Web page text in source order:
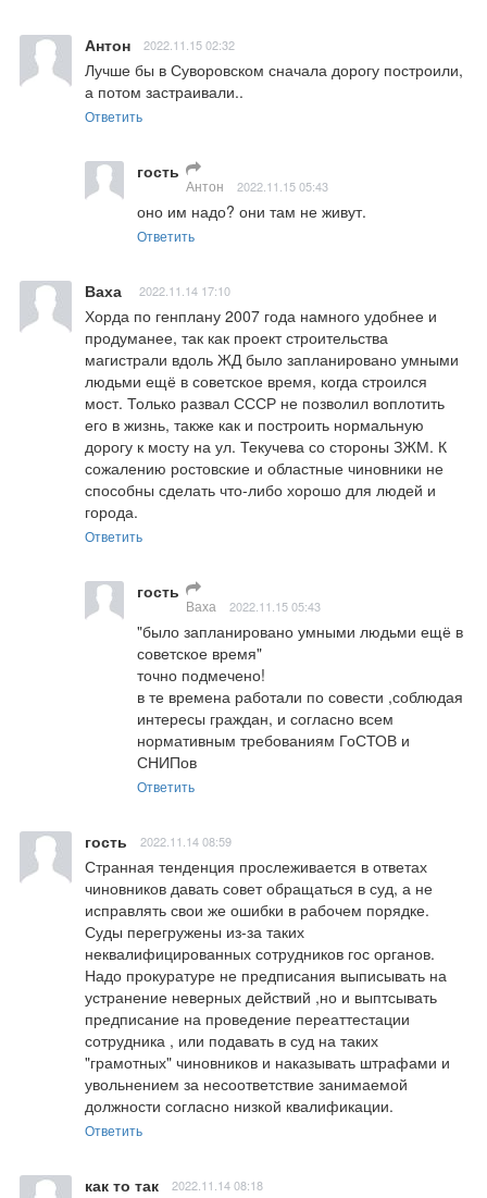
Антон 2022.11.15 02:32
Лучше бы в Суворовском сначала дорогу построили,
а потом застраивали..
Ответить
гость
Антон 2022.11.15 05:43
оно им надо? они там не живут.
Ответить
Ваха 2022.11.14 17:10
Хорда по генплану 2007 года намного удобнее и
продуманее, так как проект строительства
магистрали вдоль ЖД было запланировано умными
людьми ещё в советское время, когда строился
мост. Только развал СССР не позволил воплотить
его в жизнь, также как и построить нормальную
дорогу к мосту на ул. Текучева со стороны ЗЖМ. К
сожалению ростовские и областные чиновники не
способны сделать что-либо хорошо для людей и
города.
Ответить
гость
Ваха 2022.11.15 05:43
"было запланировано умными людьми ещё в
советское время"
точно подмечено!
в те времена работали по совести ,соблюдая
интересы граждан, и согласно всем
нормативным требованиям ГоСТОВ и
СНИПов
Ответить
гость 2022.11.14 08:59
Странная тенденция прослеживается в ответах
чиновников давать совет обращаться в суд, а не
исправлять свои же ошибки в рабочем порядке.
Суды перегружены из-за таких
неквалифицированных сотрудников гос органов.
Надо прокуратуре не предписания выписывать на
устранение неверных действий ,но и выптсывать
предписание на проведение переаттестации
сотрудника , или подавать в суд на таких
"грамотных" чиновников и наказывать штрафами и
увольнением за несоответствие занимаемой
должности согласно низкой квалификации.
Ответить
как то так 2022.11.14 08:18